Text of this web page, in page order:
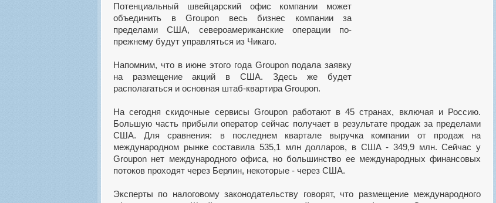
Потенциальный швейцарский офис компании может
объединить в Groupon весь бизнес компании за
пределами США, североамериканские операции по-
прежнему будут управляться из Чикаго.
Напомним, что в июне этого года Groupon подала заявку
на размещение акций в США. Здесь же будет
располагаться и основная штаб-квартира Groupon.
На сегодня скидочные сервисы Groupon работают в 45 странах, включая и Россию.
Большую часть прибыли оператор сейчас получает в результате продаж за пределами
США. Для сравнения: в последнем квартале выручка компании от продаж на
международном рынке составила 535,1 млн долларов, в США - 349,9 млн. Сейчас у
Groupon нет международного офиса, но большинство ее международных финансовых
потоков проходят через Берлин, некоторые - через США.
Эксперты по налоговому законодательству говорят, что размещение международного